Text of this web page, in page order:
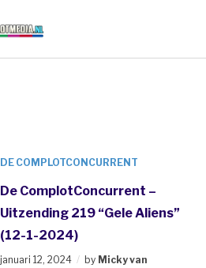
DE COMPLOTCONCURRENT
De ComplotConcurrent –
Uitzending 219 “Gele Aliens”
(12-1-2024)
januari 12, 2024 by Micky van